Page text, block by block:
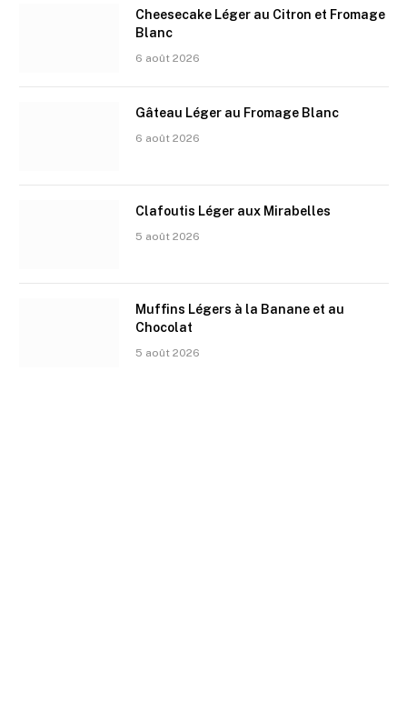
Cheesecake Léger au Citron et Fromage
Blanc
6 août 2026
Gâteau Léger au Fromage Blanc
6 août 2026
Clafoutis Léger aux Mirabelles
5 août 2026
Muffins Légers à la Banane et au
Chocolat
5 août 2026